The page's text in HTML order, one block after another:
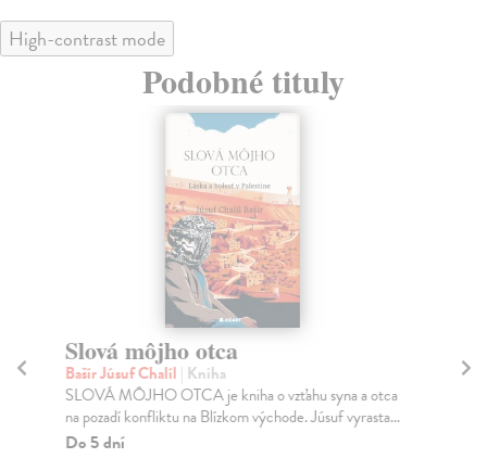
High-contrast mode
Podobné tituly
Slová môjho otca
Bašír Júsuf Chalíl | Kniha
SLOVÁ MÔJHO OTCA je kniha o vzťahu syna a otca
na pozadí konfliktu na Blízkom východe. Júsuf vyrasta...
Do 5 dní